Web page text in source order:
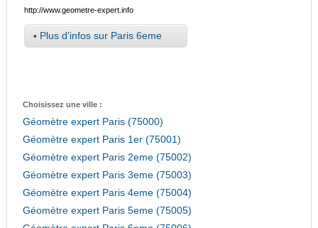
http://www.geometre-expert.info
• Plus d'infos sur Paris 6eme
Choisissez une ville :
Géomètre expert Paris (75000)
Géomètre expert Paris 1er (75001)
Géomètre expert Paris 2eme (75002)
Géomètre expert Paris 3eme (75003)
Géomètre expert Paris 4eme (75004)
Géomètre expert Paris 5eme (75005)